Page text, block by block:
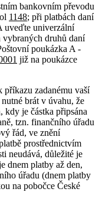
bankovním převodu
1148; při platbách daní
uveďte univerzální
vybraných druhů daní
poukázka A -
již na poukázce
příkazu zadanému vaší
brát v úvahu, že
kdy je částka připsána
tzn. finančního úřadu
řád, ve znění
prostřednictvím
neudává, důležité je
dnem platby až den,
úřadu (dnem platby
na pobočce České